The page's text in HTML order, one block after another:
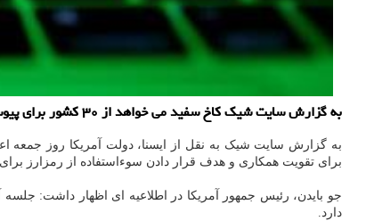
به گزارش سایت شیک کاخ سفید می خواهد از ۳۰ کشور برای پیوستن به مبارزه ضد حملات باج افزاری و انواع دیگر جرایم سایبری شامل استفاده غیرقانونی از رمزارز دعوت کند.
به گزارش سایت شیک به نقل از ایسنا، دولت آمریکا روز جمعه
برای تقویت همکاری و هدف قرار دادن سوءاستفاده از رمزارز
جو بایدن، رئیس جمهور آمریکا در اطلاعیه ای اظهار داشت:
دارد.